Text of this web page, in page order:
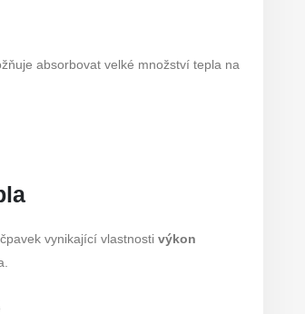
absorbovat velké množství tepla na
vynikající vlastnosti výkon